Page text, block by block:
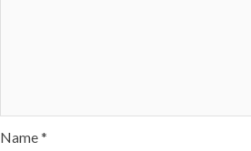
Name*